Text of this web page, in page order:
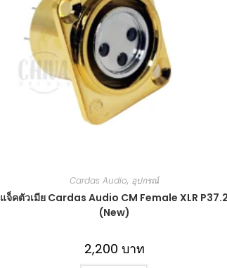
Cardas Audio, อุปกรณ์
แจ็คตัวเมีย Cardas Audio CM Female XLR
(New)
2,200 บาท